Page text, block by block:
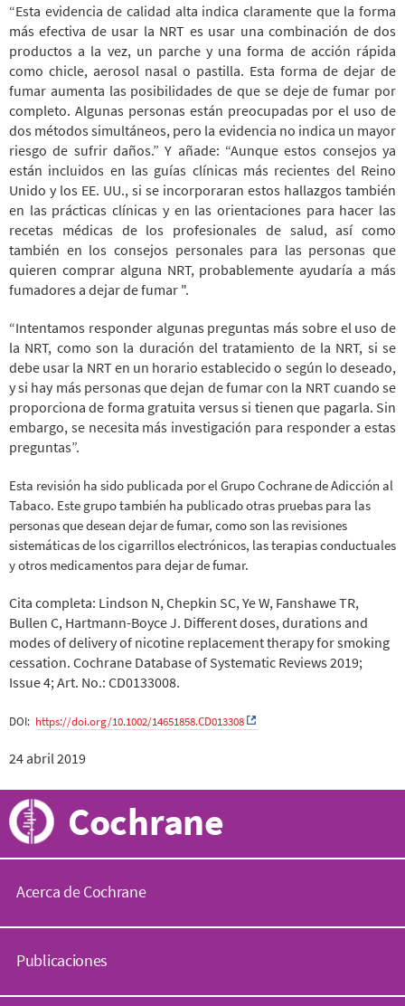
“Esta evidencia de calidad alta indica claramente que la forma
más efectiva de usar la NRT es usar una combinación de dos
productos a la vez, un parche y una forma de acción rápida
como chicle, aerosol nasal o pastilla. Esta forma de dejar de
fumar aumenta las posibilidades de que se deje de fumar por
completo. Algunas personas están preocupadas por el uso de
dos métodos simultáneos, pero la evidencia no indica un mayor
riesgo de sufrir daños.” Y añade: “Aunque estos consejos ya
están incluidos en las guías clínicas más recientes del Reino
Unido y los EE. UU., si se incorporaran estos hallazgos también
en las prácticas clínicas y en las orientaciones para hacer las
recetas médicas de los profesionales de salud, así como
también en los consejos personales para las personas que
quieren comprar alguna NRT, probablemente ayudaría a más
fumadores a dejar de fumar ".
“Intentamos responder algunas preguntas más sobre el uso de
la NRT, como son la duración del tratamiento de la NRT, si se
debe usar la NRT en un horario establecido o según lo deseado,
y si hay más personas que dejan de fumar con la NRT cuando se
proporciona de forma gratuita versus si tienen que pagarla. Sin
embargo, se necesita más investigación para responder a estas
preguntas”.
Esta revisión ha sido publicada por el Grupo Cochrane de Adicción al
Tabaco. Este grupo también ha publicado otras pruebas para las
personas que desean dejar de fumar, como son las revisiones
sistemáticas de los cigarrillos electrónicos, las terapias conductuales
y otros medicamentos para dejar de fumar.
Cita completa: Lindson N, Chepkin SC, Ye W, Fanshawe TR,
Bullen C, Hartmann-Boyce J. Different doses, durations and
modes of delivery of nicotine replacement therapy for smoking
cessation. Cochrane Database of Systematic Reviews2019;
Issue 4; Art. No.: CD0133008.
DOI: https://doi.org/10.1002/14651858.CD013308
24 abril 2019
Cochrane
Acerca de Cochrane
o
h
Publicaciones